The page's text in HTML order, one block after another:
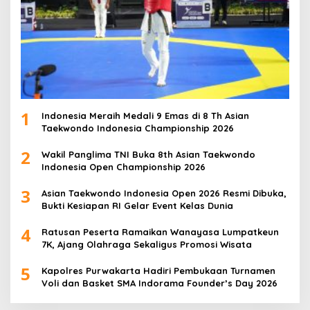
1
Indonesia Meraih Medali 9 Emas di 8 Th Asian
Taekwondo Indonesia Championship 2026
2
Wakil Panglima TNI Buka 8th Asian Taekwondo
Indonesia Open Championship 2026
3
Asian Taekwondo Indonesia Open 2026 Resmi Dibuka,
Bukti Kesiapan RI Gelar Event Kelas Dunia
4
Ratusan Peserta Ramaikan Wanayasa Lumpatkeun
7K, Ajang Olahraga Sekaligus Promosi Wisata
5
Kapolres Purwakarta Hadiri Pembukaan Turnamen
Voli dan Basket SMA Indorama Founder’s Day 2026